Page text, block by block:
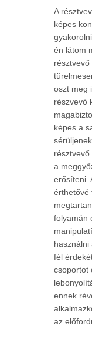
A
képes
én látom
oszt meg
részvevő
képes a
a
erősíteni.
érthetővé
folyamán
használni
fél
csoportot
ennek
az